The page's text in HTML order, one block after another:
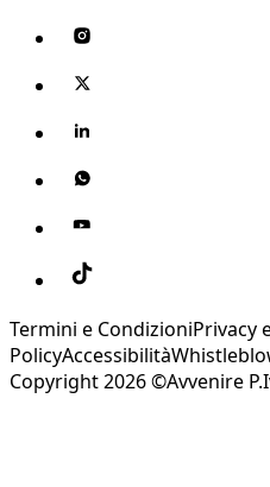
Termini e CondizioniPrivacy
PolicyAccessibilità
Copyright 2026 ©Avvenire